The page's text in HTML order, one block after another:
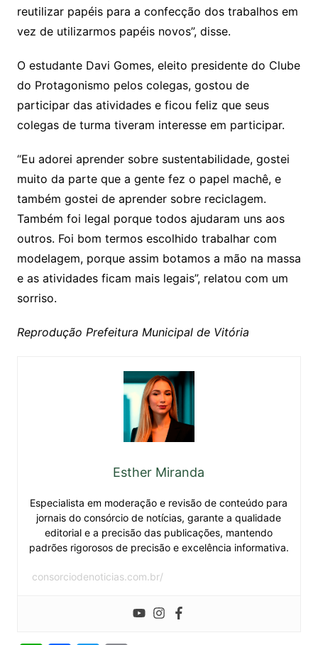
reutilizar papéis para a confecção dos trabalhos em
vez de utilizarmos papéis novos”, disse.
O estudante Davi Gomes, eleito presidente do Clube
do Protagonismo pelos colegas, gostou de
participar das atividades e ficou feliz que seus
colegas de turma tiveram interesse em participar.
“Eu adorei aprender sobre sustentabilidade, gostei
muito da parte que a gente fez o papel machê, e
também gostei de aprender sobre reciclagem.
Também foi legal porque todos ajudaram uns aos
outros. Foi bom termos escolhido trabalhar com
modelagem, porque assim botamos a mão na massa
e as atividades ficam mais legais”, relatou com um
sorriso.
Reprodução Prefeitura Municipal de Vitória
Esther Miranda
Especialista em moderação e revisão de conteúdo para
jornais do consórcio de notícias, garante a qualidade
editorial e a precisão das publicações, mantendo
padrões rigorosos de precisão e excelência informativa.
consorciodenoticias.com.br/